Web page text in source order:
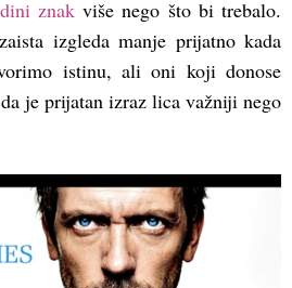
znak više nego što bi trebalo.
izgleda manje prijatno kada
istinu, ali oni koji donose
je prijatan izraz lica važniji nego